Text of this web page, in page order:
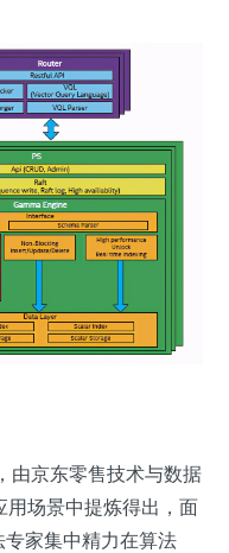
由京东零售技术与数据
用场景中提炼得出，面
家集中精力在算法